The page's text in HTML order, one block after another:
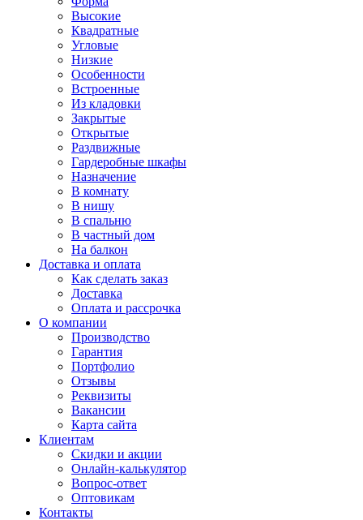
Высокие
Квадратные
Угловые
Низкие
Особенности
Встроенные
Из кладовки
Закрытые
Открытые
Раздвижные
Гардеробные шкафы
Назначение
В комнату
В нишу
В спальню
В частный дом
На балкон
Доставка и оплата
Как сделать заказ
Доставка
Оплата и рассрочка
О компании
Производство
Гарантия
Портфолио
Отзывы
Реквизиты
Вакансии
Карта сайта
Клиентам
Скидки и акции
Онлайн-калькулятор
Вопрос-ответ
Оптовикам
Контакты